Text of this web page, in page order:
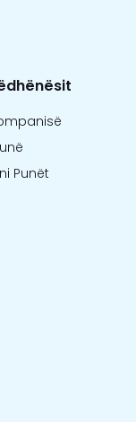
Punët